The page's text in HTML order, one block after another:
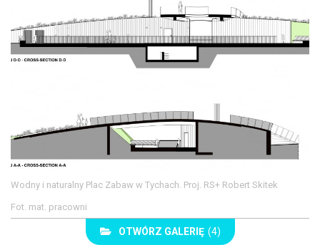
Wodny i naturalny Plac Zabaw w Tychach. Proj. RS+ Robert Skitek
Fot. mat. pracowni
OTWÓRZ GALERIĘ (4)